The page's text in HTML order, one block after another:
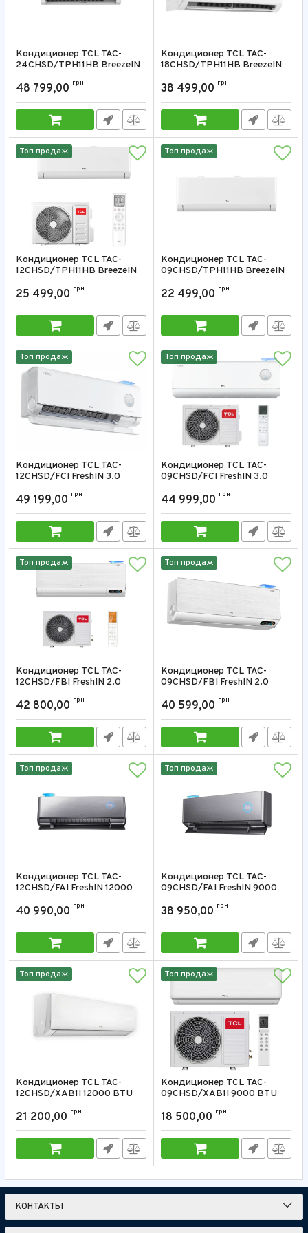
Кондиционер TCL TAC-
24CHSD/TPH11HB BreezeIN
Артикул: TAC-24CHSD/TPH11HB
48 799,00 грн
Кондиционер TCL TAC-
18CHSD/TPH11HB BreezeIN
Артикул: TAC-18CHSD/TPH11HB
38 499,00 грн
Топ продаж
Кондиционер TCL TAC-
12CHSD/TPH11HB BreezeIN
Артикул: TAC-12CHSD/TPH11HB
25 499,00 грн
Топ продаж
Кондиционер TCL TAC-
09CHSD/TPH11HB BreezeIN
Артикул: TAC-09CHSD/TPH11HB
22 499,00 грн
Топ продаж
Кондиционер TCL TAC-
12CHSD/FCI FreshIN 3.0
Артикул: TAC-12CHSD/FCI
49 199,00 грн
Топ продаж
Кондиционер TCL TAC-
09CHSD/FCI FreshIN 3.0
Артикул: TAC-09CHSD/FCI
44 999,00 грн
Топ продаж
Кондиционер TCL TAC-
12CHSD/FBI FreshIN 2.0
Артикул: TAC-12CHSD/FBI
42 800,00 грн
Топ продаж
Кондиционер TCL TAC-
09CHSD/FBI FreshIN 2.0
Артикул: TAC-09CHSD/FBI
40 599,00 грн
Топ продаж
Кондиционер TCL TAC-
12CHSD/FAI FreshIN 12000
Артикул: TAC-12CHSD/FAI
40 990,00 грн
Топ продаж
Кондиционер TCL TAC-
09CHSD/FAI FreshIN 9000
Артикул: TAC-09CHSD/FAI
38 950,00 грн
Топ продаж
Кондиционер TCL TAC-
12CHSD/XAB1I 12000 BTU
21 200,00 грн
Топ продаж
Кондиционер TCL TAC-
09CHSD/XAB1I 9000 BTU
18 500,00 грн
КОНТАКТЫ